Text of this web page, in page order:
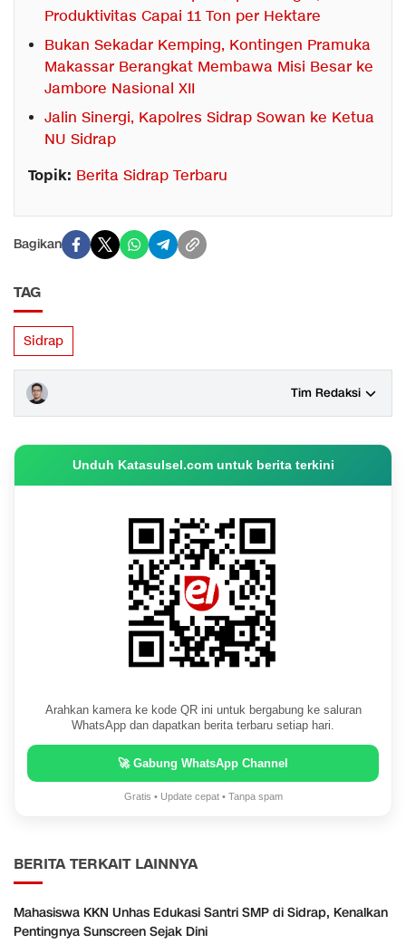
Produktivitas Capai 11 Ton per Hektare
Bukan Sekadar Kemping, Kontingen Pramuka
Makassar Berangkat Membawa Misi Besar ke
Jambore Nasional XII
Jalin Sinergi, Kapolres Sidrap Sowan ke Ketua
NU Sidrap
Topik: Berita Sidrap Terbaru
Bagikan
TAG
Sidrap
Tim Redaksi
Unduh Katasulsel.com untuk berita terkini
Arahkan kamera ke kode QR ini untuk bergabung ke saluran
WhatsApp dan dapatkan berita terbaru setiap hari.
🚀 Gabung WhatsApp Channel
Gratis • Update cepat • Tanpa spam
BERITA TERKAIT LAINNYA
Mahasiswa KKN Unhas Edukasi Santri SMP di Sidrap, Kenalkan
Pentingnya Sunscreen Sejak Dini